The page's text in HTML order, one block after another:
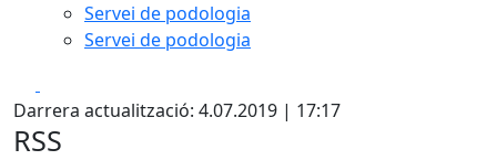
Servei de podologia
Servei de podologia
Darrera actualització: 4.07.2019 | 17:17
RSS